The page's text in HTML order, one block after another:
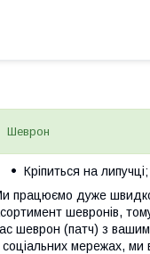
Шеврон
Кріпиться на липучці;
працюємо дуже швидко
шевронів,
шеврон (патч) з
соціальних мережах, ми